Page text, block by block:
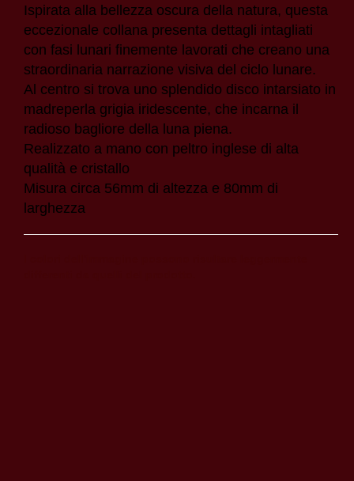
Ispirata alla bellezza oscura della natura, questa
eccezionale collana presenta dettagli intagliati
con fasi lunari finemente lavorati che creano una
straordinaria narrazione visiva del ciclo lunare.
Al centro si trova uno splendido disco intarsiato in
madreperla grigia iridescente, che incarna il
radioso bagliore della luna piena.
Realizzato a mano con peltro inglese di alta
qualità e cristallo
Misura circa 56mm di altezza e 80mm di
larghezza